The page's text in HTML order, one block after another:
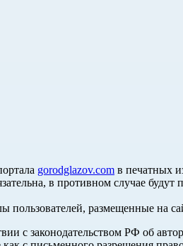
gorodglazov.com в печатных
в противном случае
пользователей, размещенные на
с законодательством РФ об